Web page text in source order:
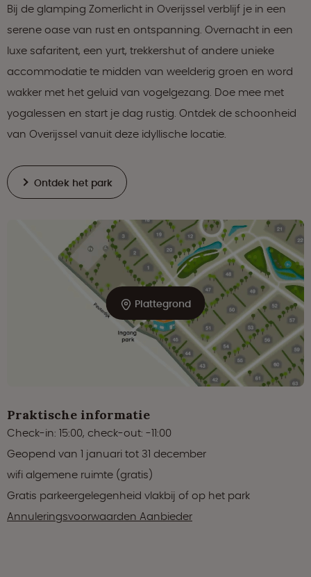
Bij de glamping Zomerlicht in Overijssel verblijf je in een
serene oase van rust en ontspanning. Overnacht in een
luxe safaritent, een yurt, trekkershut of andere unieke
accommodatie te midden van weelderig groen en word
wakker met het geluid van vogelgezang. Doe mee met
yogalessen en start je dag rustig. Ontdek de schoonheid
van Overijssel vanuit deze idyllische locatie.
Ontdek het park
Plattegrond
Praktische informatie
Check-in: 15:00, check-out: -11:00
Geopend van 1 januari tot 31 december
wifi algemene ruimte (gratis)
Gratis parkeergelegenheid vlakbij of op het park
Annuleringsvoorwaarden Aanbieder